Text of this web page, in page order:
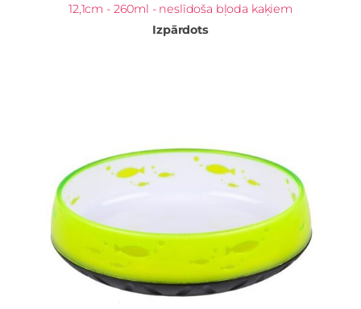
12,1cm - 260ml - neslīdoša bļoda kaķiem
Izpārdots